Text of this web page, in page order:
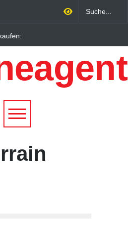
und
erklärt
Wirtschaftsfaktor: Wie
Qualitätstourismus
profitieren